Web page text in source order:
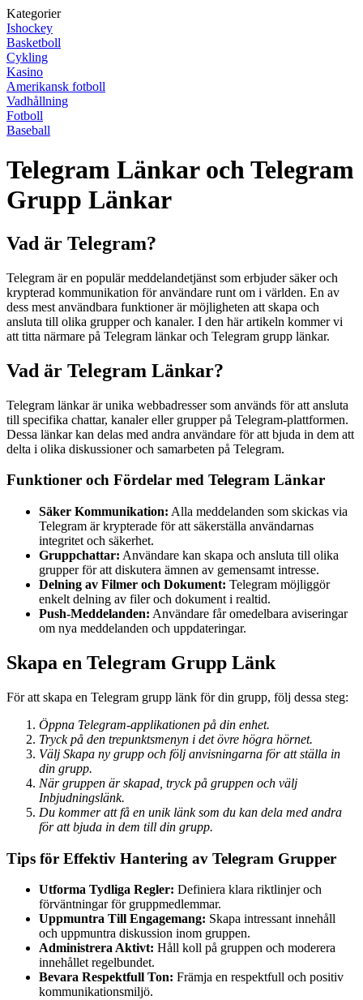
Kategorier
Ishockey
Basketboll
Cykling
Kasino
Amerikansk fotboll
Vadhållning
Fotboll
Baseball
Telegram Länkar och Telegram
Grupp Länkar
Vad är Telegram?
Telegram är en populär meddelandetjänst som erbjuder säker och
krypterad kommunikation för användare runt om i världen. En av
dess mest användbara funktioner är möjligheten att skapa och
ansluta till olika grupper och kanaler. I den här artikeln kommer vi
att titta närmare på Telegram länkar och Telegram grupp länkar.
Vad är Telegram Länkar?
Telegram länkar är unika webbadresser som används för att ansluta
till specifika chattar, kanaler eller grupper på Telegram-plattformen.
Dessa länkar kan delas med andra användare för att bjuda in dem att
delta i olika diskussioner och samarbeten på Telegram.
Funktioner och Fördelar med Telegram Länkar
Säker Kommunikation: Alla meddelanden som skickas via
Telegram är krypterade för att säkerställa användarnas
integritet och säkerhet.
Gruppchattar: Användare kan skapa och ansluta till olika
grupper för att diskutera ämnen av gemensamt intresse.
Delning av Filmer och Dokument: Telegram möjliggör
enkelt delning av filer och dokument i realtid.
Push-Meddelanden: Användare får omedelbara aviseringar
om nya meddelanden och uppdateringar.
Skapa en Telegram Grupp Länk
För att skapa en Telegram grupp länk för din grupp, följ dessa steg:
Öppna Telegram-applikationen på din enhet.
Tryck på den trepunktsmenyn i det övre högra hörnet.
Välj Skapa ny grupp och följ anvisningarna för att ställa in
din grupp.
När gruppen är skapad, tryck på gruppen och välj
Inbjudningslänk.
Du kommer att få en unik länk som du kan dela med andra
för att bjuda in dem till din grupp.
Tips för Effektiv Hantering av Telegram Grupper
Utforma Tydliga Regler: Definiera klara riktlinjer och
förväntningar för gruppmedlemmar.
Uppmuntra Till Engagemang: Skapa intressant innehåll
och uppmuntra diskussion inom gruppen.
Administrera Aktivt: Håll koll på gruppen och moderera
innehållet regelbundet.
Bevara Respektfull Ton: Främja en respektfull och positiv
kommunikationsmiljö.